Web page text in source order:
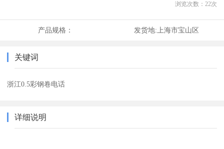
浏览次数： 22次
产品规格： 发货地: 上海市宝山区
关键词
浙江0.5彩钢卷电话
详细说明